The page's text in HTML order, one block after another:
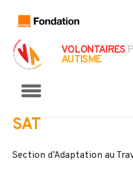
VOLONTAIRES
AUTISME
SAT
Section d’Adaptation au